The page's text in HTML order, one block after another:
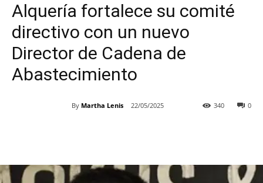
Alquería fortalece su comité
directivo con un nuevo
Director de Cadena de
Abastecimiento
By Martha Lenis 22/05/2025 0
340